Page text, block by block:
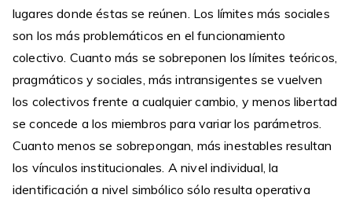
lugares donde éstas se reúnen. Los límites más sociales
son los más problemáticos en el funcionamiento
colectivo. Cuanto más se sobreponen los límites teóricos,
pragmáticos y sociales, más intransigentes se vuelven
los colectivos frente a cualquier cambio, y menos libertad
se concede a los miembros para variar los parámetros.
Cuanto menos se sobrepongan, más inestables resultan
los vínculos institucionales. A nivel individual, la
identificación a nivel simbólico sólo resulta operativa